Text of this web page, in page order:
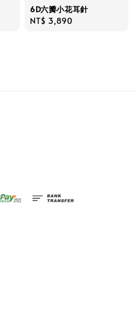
6D六瓣小花耳針
Regular
NT$ 3,890